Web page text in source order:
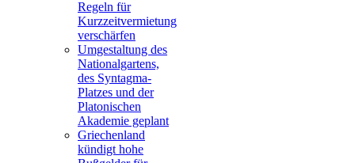
Regeln für
Kurzzeitvermietung
verschärfen
Umgestaltung des
Nationalgartens,
des Syntagma-
Platzes und der
Platonischen
Akademie geplant
Griechenland
kündigt hohe